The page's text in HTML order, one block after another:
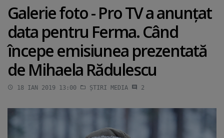
main
content
Galerie foto - Pro TV a anunţat
data pentru Ferma. Când
începe emisiunea prezentată
de Mihaela Rădulescu
18 IAN 2019 13:00 ȘTIRI MEDIA 2